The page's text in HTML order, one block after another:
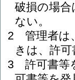
破損の場
ない。
2
管理者は
きは、許
3
許可書等